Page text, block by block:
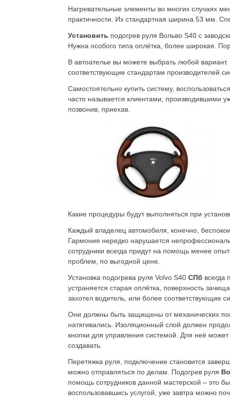
Нагревательные элементы во многих случаях
практичности. Их стандартная ширина 53 мм.
Установить подогрев руля Вольво S40 с
Нужна особого типа оплётка, более широкая.
В автоателье вы можете выбрать любой
соответствующие стандартам производителей
Самостоятельно купить систему,
часто называется клиентами, производившими
позвонив, приехав.
Какие процедуры будут выполняться при
Каждый владелец автомобиля, конечно,
Гармония нередко нарушается
сотрудники всегда придут на помощь менее
проблем, по выгодной цене.
Установка подогрева руля Volvo S40 СПб всегда
устраняется старая оплётка, поверхность
захотел водитель, или более соответствующие
Они должны быть защищены от механических
натягивались. Изоляционный слой должен
кнопки для управления системой. Для неё
создавать.
Перетяжка руля, подключение становится
можно отправляться по делам. Подогрев руля
помощь сотрудников данной мастерской – это
воспользовавшись услугой, уже завтра можно